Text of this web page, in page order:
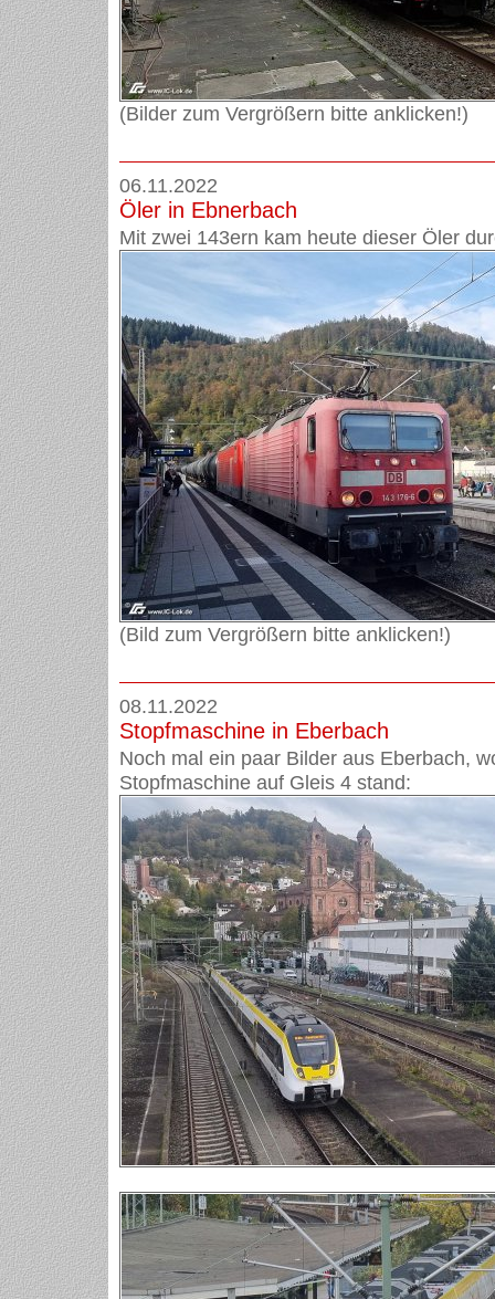
(Bilder zum Vergrößern bitte anklicken!)
06.11.2022
Öler in Ebnerbach
Mit zwei 143ern kam heute dieser Öler
(Bild zum Vergrößern bitte anklicken!)
08.11.2022
Stopfmaschine in Eberbach
Noch mal ein paar Bilder aus Eberbach,
Stopfmaschine auf Gleis 4 stand: